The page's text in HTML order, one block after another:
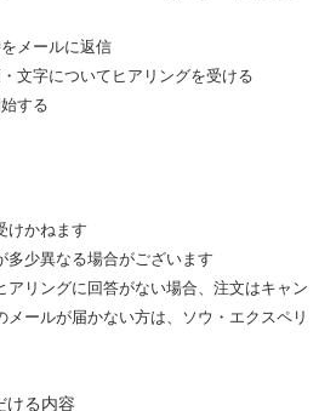
メールに返信
文字についてヒアリングを受ける
する
けかねます
多少異なる場合がございます
アリングに回答がない場合、注文はキャン
メールが届かない方は、ソウ・エクスペリ
ける内容